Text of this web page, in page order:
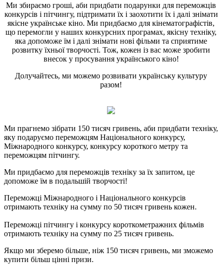
Ми збираємо гроші, аби придбати подарунки для переможців
конкурсів і пітчингу, підтримати їх і заохотити їх і далі знімати
якісне українське кіно. Ми придбаємо для кінематографістів,
що перемогли у наших конкурсних програмах, якісну техніку,
яка допоможе їм і далі знімати нові фільми та сприятиме
розвитку їхньої творчості. Тож, кожен із вас може зробити
внесок у просування українського кіно!
Долучайтесь, ми можемо розвивати українську культуру
разом!
Ми прагнемо зібрати 150 тисяч гривень, аби придбати техніку,
яку подаруємо переможцям Національного конкурсу,
Міжнародного конкурсу, конкурсу короткого метру та
переможцям пітчингу.
Ми придбаємо для переможців техніку за їх запитом, це
допоможе їм в подальшій творчості!
Переможці Міжнародного і Національного конкурсів
отримають техніку на сумму по 50 тисяч гривень кожен.
Переможці пітчингу і конкурсу короткометражних фільмів
отримають техніку на сумму по 25 тисяч гривень.
Якщо ми зберемо більше, ніж 150 тисяч гривень, ми зможемо
купити більш цінні призи.